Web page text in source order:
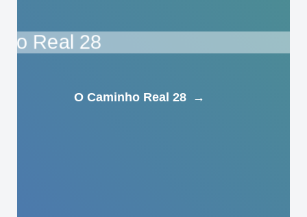
O Caminho Real 28 →